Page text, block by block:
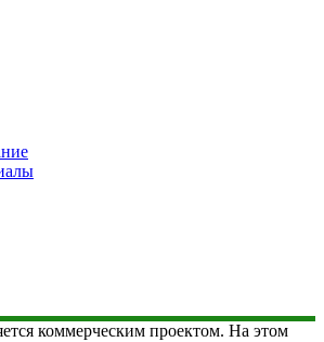
коммерческим проектом. На этом